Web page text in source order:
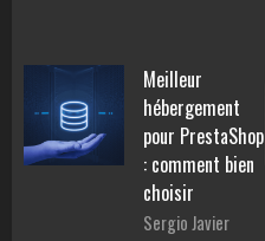
Meilleur
hébergement
pour PrestaShop
: comment bien
choisir
Sergio Javier